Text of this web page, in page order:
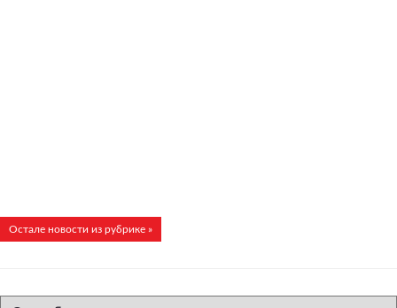
Остале новости из рубрике »